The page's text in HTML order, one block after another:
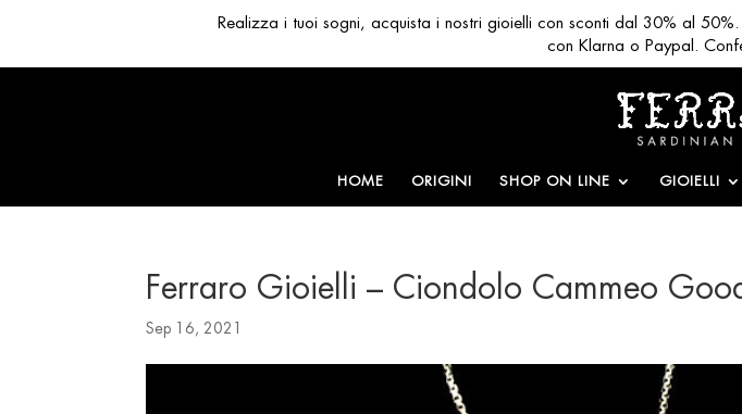
HOME ORIGINI SHOP ON LINE GIOIELLI
Ferraro Gioielli – Ciondolo Cammeo
Sep 16, 2021
Realizza i tuoi sogni, acquista i nostri gioielli con sconti dal 30% al
con Klarna o Paypal.